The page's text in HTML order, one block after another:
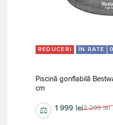
REDUCERI ÎN RATE
Piscină gonflabilă
cm
2 299 lei
1 999 lei
⚖